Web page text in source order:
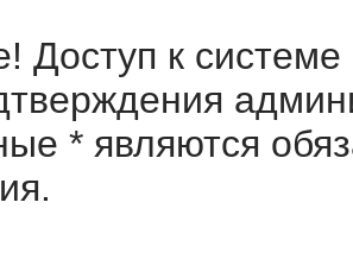
Доступ к
* являются